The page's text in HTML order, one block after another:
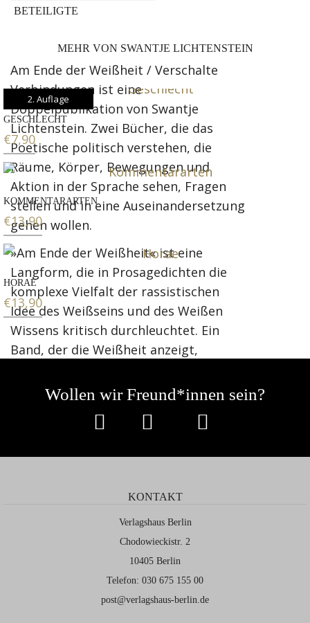
BETEILIGTE
Am Ende der Weißheit / Verschalte
Verbindungen ist eine
Doppelpublikation von Swantje
Lichtenstein. Zwei Bücher, die das
Poetische politisch verstehen, die
Räume, Körper, Bewegungen und
Aktion in der Sprache sehen, Fragen
stellen und in eine Auseinandersetzung
gehen wollen.
»Am Ende der Weißheit« ist eine
Langform, die in Prosagedichten die
komplexe Vielfalt der rassistischen
Idee des Weißseins und des Weißen
Wissens kritisch durchleuchtet. Ein
Band, der die Weißheit anzeigt,
Reflexionen verweisen vom
ein Gespräch, gehen vom eigenen
sichtbar, um vom Fragen zum Finden
einer Sprache zu gelangen, die die
Gewaltsamkeit des Weißen, des
Weißen Wissens ausspricht, eingesteht
und bei sich selbst beginnt, bei der
eigenen Idee des Andersseins, der
MEHR VON SWANTJE LICHTENSTEIN
2. Auflage
GESCHLECHT
€7,90
KOMMENTARARTEN
€13,90
HORAE
€13,90
Wollen wir Freund*innen sein?
KONTAKT
Verlagshaus Berlin
Chodowieckistr. 2
10405 Berlin
Telefon: 030 675 155 00
post@verlagshaus-berlin.de